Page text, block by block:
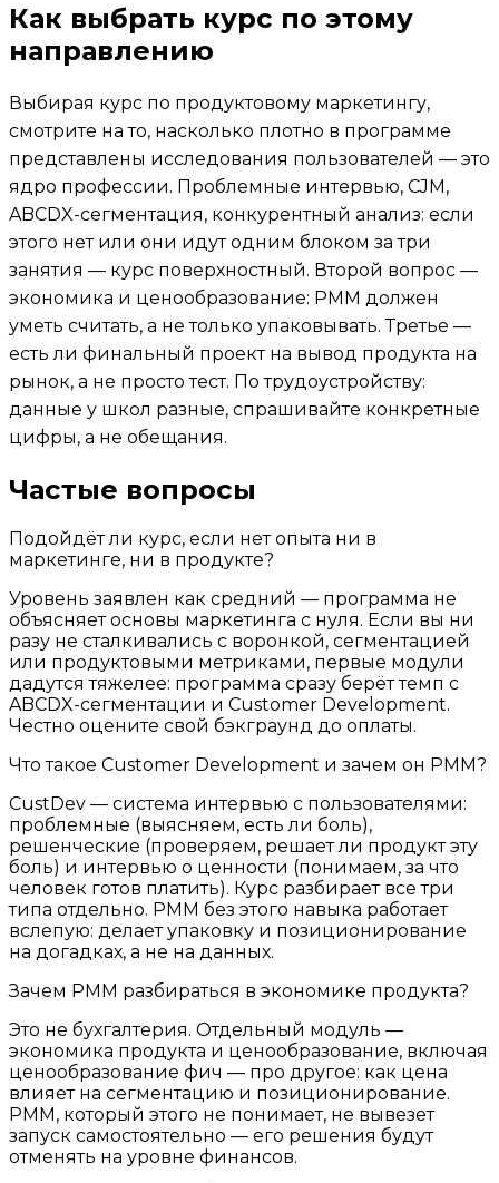
Как выбрать курс по этому
направлению
Выбирая курс по продуктовому маркетингу,
смотрите на то, насколько плотно в программе
представлены исследования пользователей — это
ядро профессии. Проблемные интервью, CJM,
ABCDX-сегментация, конкурентный анализ: если
этого нет или они идут одним блоком за три
занятия — курс поверхностный. Второй вопрос —
экономика и ценообразование: PMM должен
уметь считать, а не только упаковывать. Третье —
есть ли финальный проект на вывод продукта на
рынок, а не просто тест. По трудоустройству:
данные у школ разные, спрашивайте конкретные
цифры, а не обещания.
Частые вопросы
Подойдёт ли курс, если нет опыта ни в
маркетинге, ни в продукте?
Уровень заявлен как средний — программа не
объясняет основы маркетинга с нуля. Если вы ни
разу не сталкивались с воронкой, сегментацией
или продуктовыми метриками, первые модули
дадутся тяжелее: программа сразу берёт темп с
ABCDX-сегментации и Customer Development.
Честно оцените свой бэкграунд до оплаты.
Что такое Customer Development и зачем он PMM?
CustDev — система интервью с пользователями:
проблемные (выясняем, есть ли боль),
решенческие (проверяем, решает ли продукт эту
боль) и интервью о ценности (понимаем, за что
человек готов платить). Курс разбирает все три
типа отдельно. PMM без этого навыка работает
вслепую: делает упаковку и позиционирование
на догадках, а не на данных.
Зачем PMM разбираться в экономике продукта?
Это не бухгалтерия. Отдельный модуль —
экономика продукта и ценообразование, включая
ценообразование фич — про другое: как цена
влияет на сегментацию и позиционирование.
PMM, который этого не понимает, не вывезет
запуск самостоятельно — его решения будут
отменять на уровне финансов.